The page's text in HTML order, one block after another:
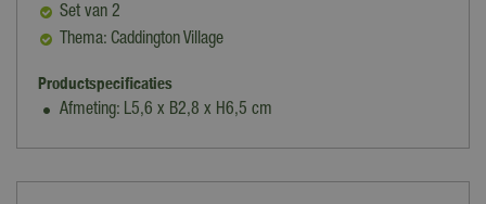
Set van 2
Thema: Caddington Village
Productspecificaties
Afmeting: L5,6 x B2,8 x H6,5 cm